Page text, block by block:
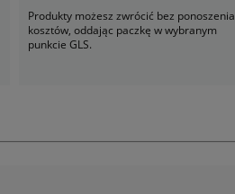
Produkty możesz zwrócić bez ponoszenia
kosztów, oddając paczkę w wybranym
punkcie GLS.